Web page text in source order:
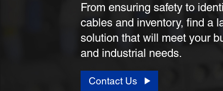
From ensuring safety to
cables and inventory, find a
solution that will meet your
and industrial needs.
Contact Us